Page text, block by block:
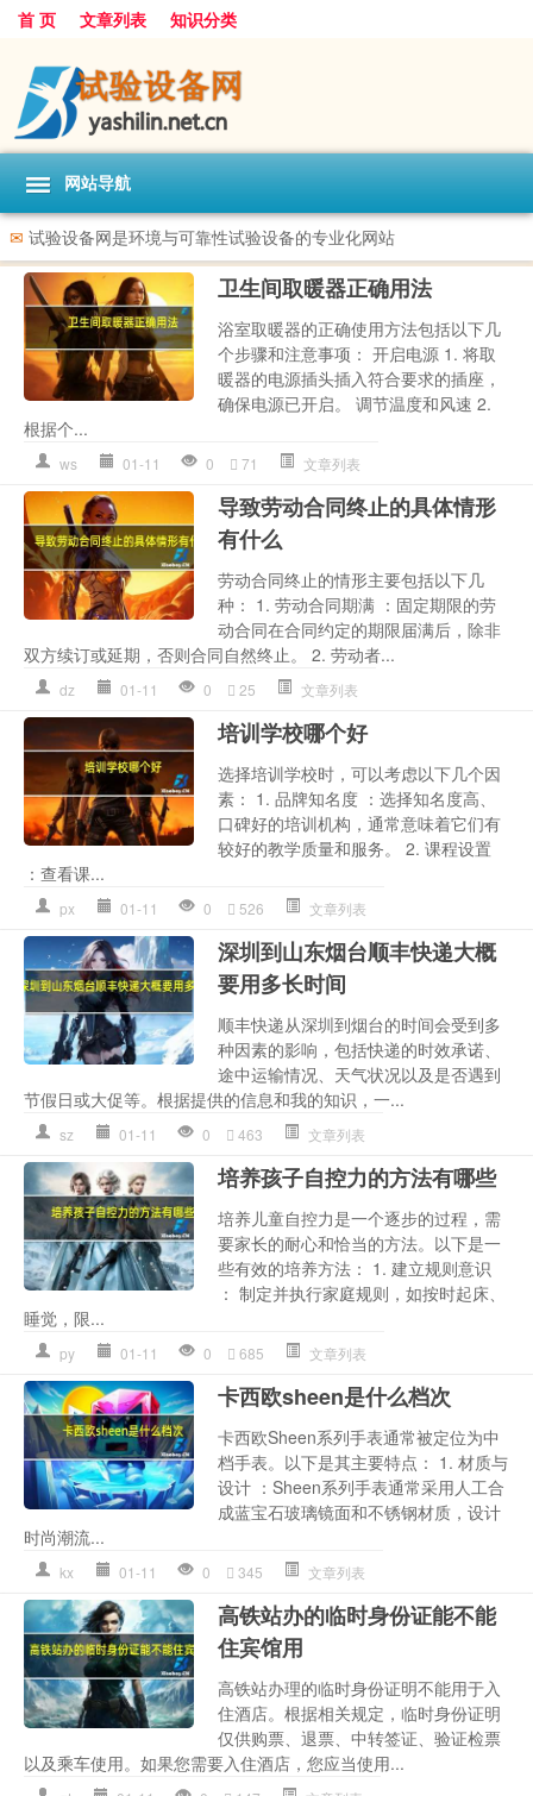
首 页 文章列表 知识分类
网站导航
✉ 试验设备网是环境与可靠性试验设备的专业化网站
卫生间取暖器正确用法
浴室取暖器的正确使用方法包括以下几
个步骤和注意事项： 开启电源 1. 将取
暖器的电源插头插入符合要求的插座，
确保电源已开启。 调节温度和风速 2.
根据个...
ws 01-11 0 71 文章列表
导致劳动合同终止的具体情形
有什么
劳动合同终止的情形主要包括以下几
种： 1. 劳动合同期满 ：固定期限的劳
动合同在合同约定的期限届满后，除非
双方续订或延期，否则合同自然终止。 2. 劳动者...
dz 01-11 0 25 文章列表
培训学校哪个好
选择培训学校时，可以考虑以下几个因
素： 1. 品牌知名度 ：选择知名度高、
口碑好的培训机构，通常意味着它们有
较好的教学质量和服务。 2. 课程设置
：查看课...
px 01-11 0 526 文章列表
深圳到山东烟台顺丰快递大概
要用多长时间
顺丰快递从深圳到烟台的时间会受到多
种因素的影响，包括快递的时效承诺、
途中运输情况、天气状况以及是否遇到
节假日或大促等。根据提供的信息和我的知识，一...
sz 01-11 0 463 文章列表
培养孩子自控力的方法有哪些
培养儿童自控力是一个逐步的过程，需
要家长的耐心和恰当的方法。以下是一
些有效的培养方法： 1. 建立规则意识
： 制定并执行家庭规则，如按时起床、
睡觉，限...
py 01-11 0 685 文章列表
卡西欧sheen是什么档次
卡西欧Sheen系列手表通常被定位为中
档手表。以下是其主要特点： 1. 材质与
设计 ：Sheen系列手表通常采用人工合
成蓝宝石玻璃镜面和不锈钢材质，设计
时尚潮流...
kx 01-11 0 345 文章列表
高铁站办的临时身份证能不能
住宾馆用
高铁站办理的临时身份证明不能用于入
住酒店。根据相关规定，临时身份证明
仅供购票、退票、中转签证、验证检票
以及乘车使用。如果您需要入住酒店，您应当使用...